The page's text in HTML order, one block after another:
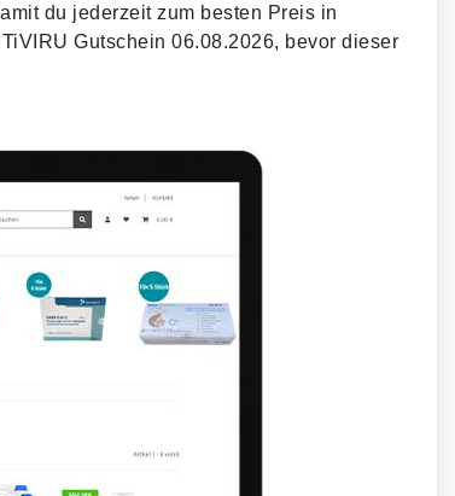
du jederzeit zum besten Preis in
Gutschein 06.08.2026, bevor dieser